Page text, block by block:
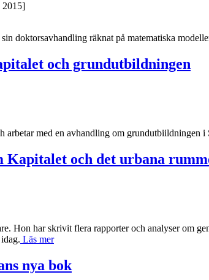
2015]
doktorsavhandling räknat på matematiska
och grundutbildningen
arbetar med en avhandling om grundutbiildningen
Kapitalet och det urbana
Hon har skrivit flera rapporter och analyser om
Läs mer
nya bok